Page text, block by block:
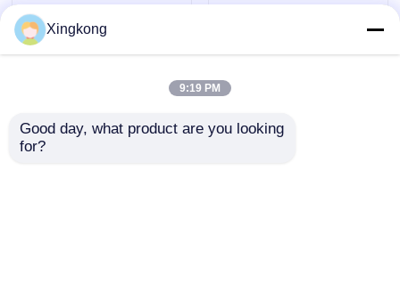
15000 PSI jauge de
Xingkong
9:19 PM
Good day, what product are you looking
for?